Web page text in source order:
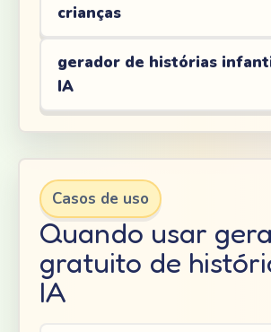
crianças
gerador de histórias
IA
Casos de uso
Quando usar
gratuito de
IA